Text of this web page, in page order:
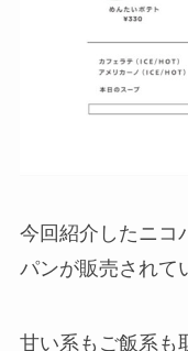
今回紹介したニコ
パンが販売されて
甘い系もご飯系も